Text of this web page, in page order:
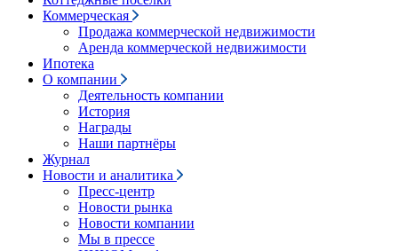
Коммерческая
Продажа коммерческой недвижимости
Аренда коммерческой недвижимости
Ипотека
О компании
Деятельность компании
История
Награды
Наши партнёры
Журнал
Новости и аналитика
Пресс-центр
Новости рынка
Новости компании
Мы в прессе